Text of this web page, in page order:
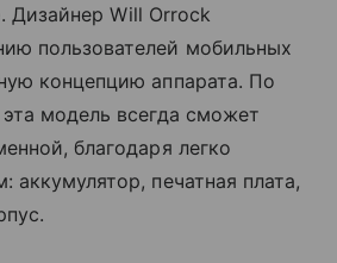
. Дизайнер Will Orrock
пользователей мобильных
концепцию аппарата. По
модель всегда сможет
благодаря легко
аккумулятор, печатная плата,